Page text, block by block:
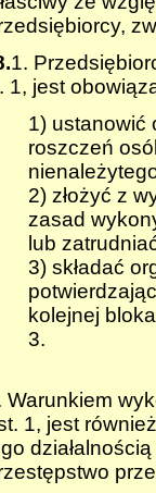
1.
1, jest
1) ustanowić
roszczeń
2) złożyć z
zasad
lub
3) składać
kolejnej
3.
Warunkiem
1, jest